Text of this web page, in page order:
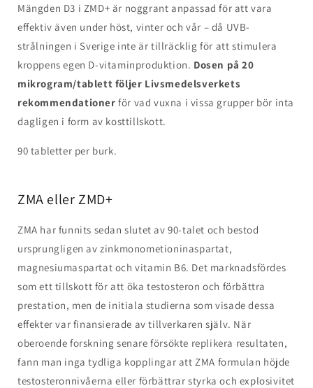
Mängden D3 i ZMD+ är noggrant anpassad för att vara
effektiv även under höst, vinter och vår – då UVB-
strålningen i Sverige inte är tillräcklig för att stimulera
kroppens egen D-vitaminproduktion. Dosen på 20
mikrogram/tablett följer Livsmedelsverkets
rekommendationer för vad vuxna i vissa grupper bör inta
dagligen i form av kosttillskott.
90 tabletter per burk.
ZMA eller ZMD+
ZMA har funnits sedan slutet av 90-talet och bestod
ursprungligen av zinkmonometioninaspartat,
magnesiumaspartat och vitamin B6. Det marknadsfördes
som ett tillskott för att öka testosteron och förbättra
prestation, men de initiala studierna som visade dessa
effekter var finansierade av tillverkaren själv. När
oberoende forskning senare försökte replikera resultaten,
fann man inga tydliga kopplingar att ZMA formulan höjde
testosteronnivåerna eller förbättrar styrka och explosivitet